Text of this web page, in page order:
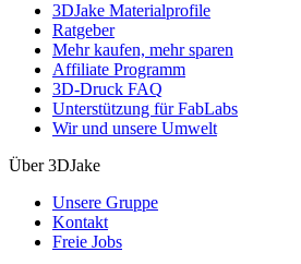
3DJake Materialprofile
Ratgeber
Mehr kaufen, mehr sparen
Affiliate Programm
3D-Druck FAQ
Unterstützung für FabLabs
Wir und unsere Umwelt
Über 3DJake
Unsere Gruppe
Kontakt
Freie Jobs